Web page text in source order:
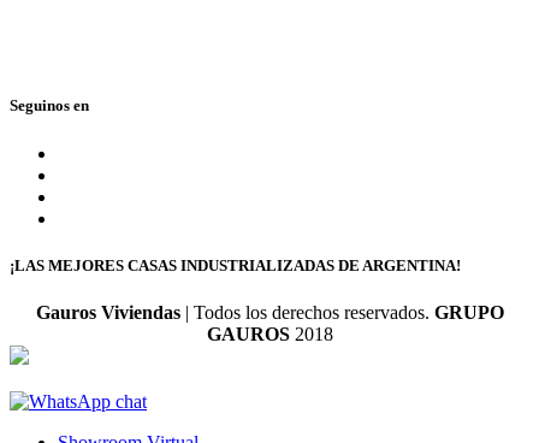
Seguinos en
¡LAS MEJORES CASAS INDUSTRIALIZADAS DE ARGENTINA!
Gauros Viviendas| Todos los derechos reservados. GRUPO
GAUROS2018